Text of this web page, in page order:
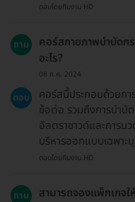
ตอบโดยทีมงาน HD
ถาม
คอร์สกายภาพบำบัดก
อะไร?
08 ก.ค. 2024
ตอบ
คอร์สนี้ประกอบด้วยกา
ข้อต่อ รวมถึงการบำบั
อัลตราซาวด์และการน
บริหารออกแบบเฉพาะ
ตอบโดยทีมงาน HD
ถาม สามารถจองแพ็กเกจ